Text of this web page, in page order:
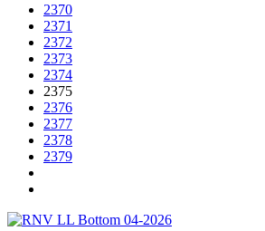
2370
2371
2372
2373
2374
2375
2376
2377
2378
2379